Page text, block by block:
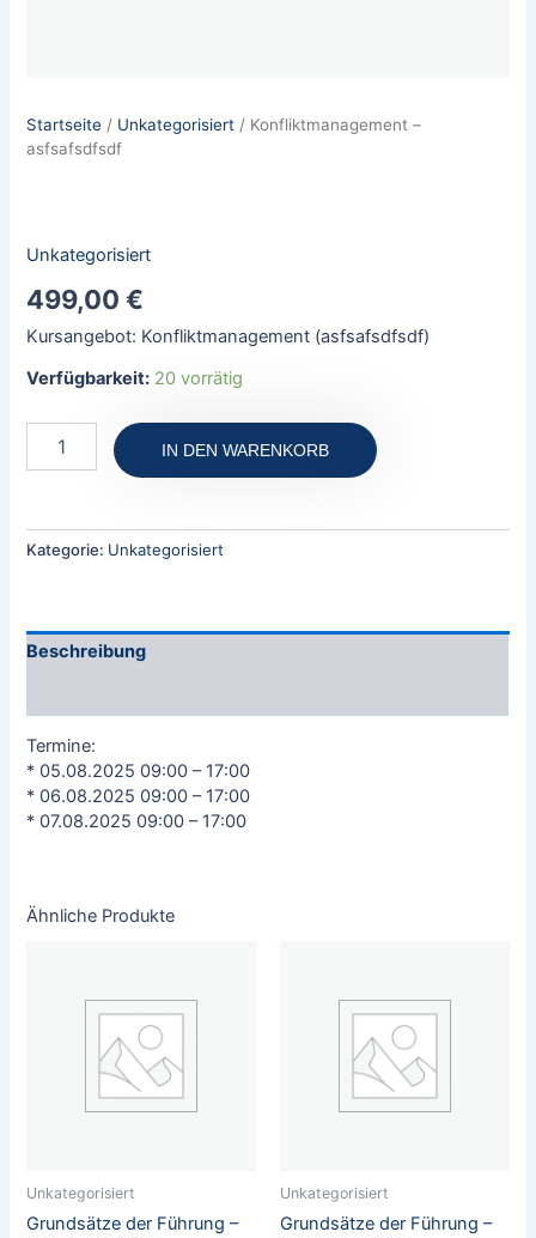
Startseite / Unkategorisiert / Konfliktmanagement –
asfsafsdfsdf
Unkategorisiert
499,00€
Kursangebot: Konfliktmanagement (asfsafsdfsdf)
Verfügbarkeit: 20 vorrätig
IN DEN WARENKORB
Kategorie: Unkategorisiert
Beschreibung
Termine:
* 05.08.2025 09:00 – 17:00
* 06.08.2025 09:00 – 17:00
* 07.08.2025 09:00 – 17:00
Ähnliche Produkte
Unkategorisiert
Grundsätze der Führung –
Unkategorisiert
Grundsätze der Führung –